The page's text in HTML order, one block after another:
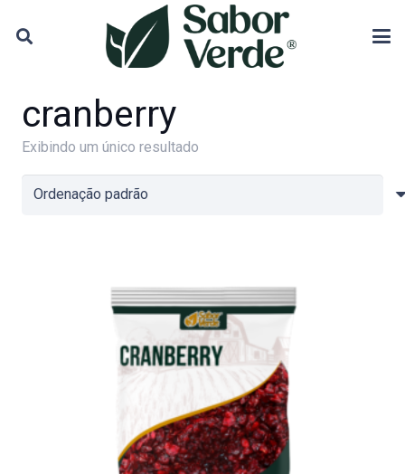
cranberry
Exibindo um único resultado